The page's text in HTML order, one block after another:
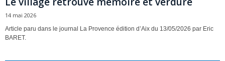
14 mai 2026
Article paru dans le journal La Provence édition d’Aix du 13/05/2026 par Eric
BARET.